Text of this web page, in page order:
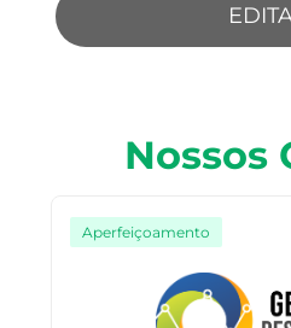
Nossos
Aperfeiçoamento